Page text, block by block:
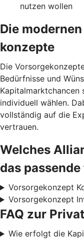
nutzen wollen
Die
konzepte
Die
Bedürfnisse und
Kapitalmarktchancen
individuell wählen.
vollständig auf die
vertrauen.
Welches
das
Vorsorgekonzept
Vorsorgekonzept
FAQ zur
Wie erfolgt die